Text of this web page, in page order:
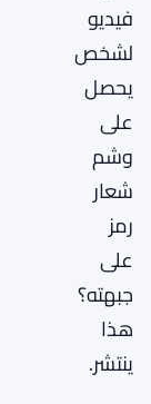
فيديو
لشخص
يحصل
على
وشم
شعار
رمز
على
جبهته؟
هذا
ينتشر.